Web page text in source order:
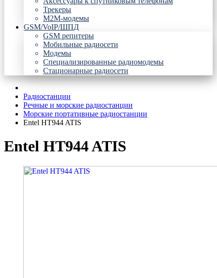
Трекеры
М2М-модемы
GSM/VoIP/ШПД
GSM репитеры
Мобильные радиосети
Модемы
Специализированные радиомодемы
Стационарные радиосети
Радиостанции
Речные и морские радиостанции
Морские портативные радиостанции
Entel HT944 ATIS
Entel HT944 ATIS